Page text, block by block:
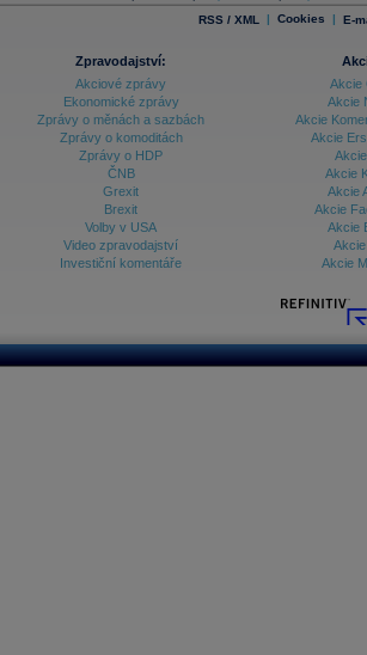
RSS / XML | Cookies | E-
Zpravodajství:
Akciové zprávy
Ekonomické zprávy
Zprávy o měnách a sazbách
Zprávy o komoditách
Zprávy o HDP
ČNB
Grexit
Brexit
Volby v USA
Video zpravodajství
Investiční komentáře
Akcie
Akcie
Akcie
Akcie
Akcie
Akcie
Akcie
Akcie
Akcie